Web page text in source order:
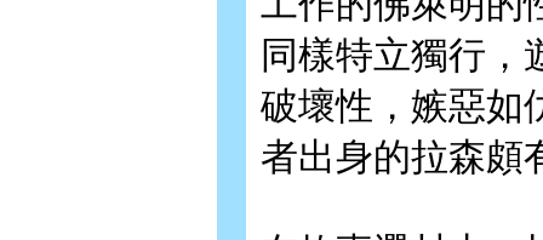
同樣特立獨行，
破壞性，嫉惡如
者出身的拉森頗